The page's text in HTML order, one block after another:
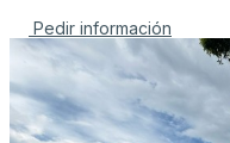
Pedir información